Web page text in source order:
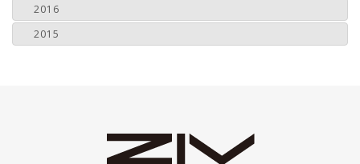
2016
2015